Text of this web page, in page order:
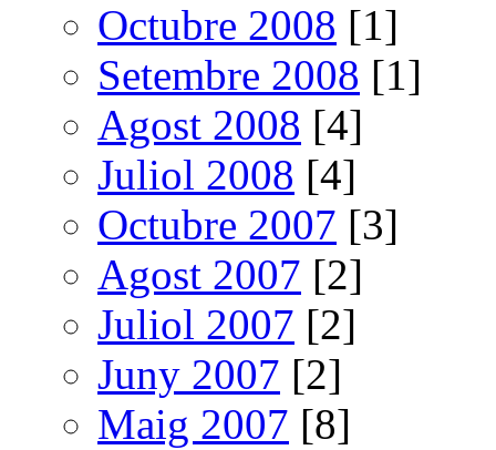
Octubre 2008 [1]
Setembre 2008 [1]
Agost 2008 [4]
Juliol 2008 [4]
Octubre 2007 [3]
Agost 2007 [2]
Juliol 2007 [2]
Juny 2007 [2]
Maig 2007 [8]